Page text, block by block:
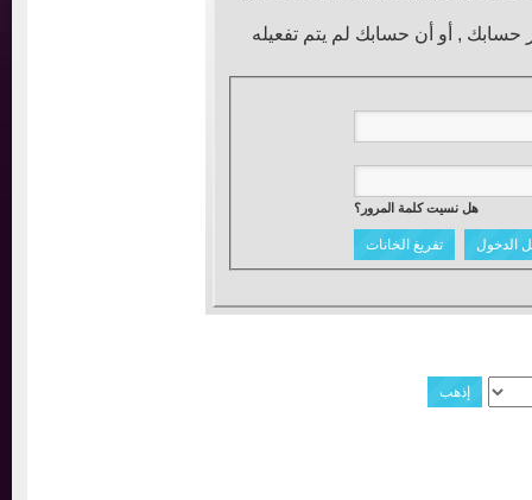
, أو أن حسابك لم يتم تفعيله
هل نسيت كلمة المرور؟